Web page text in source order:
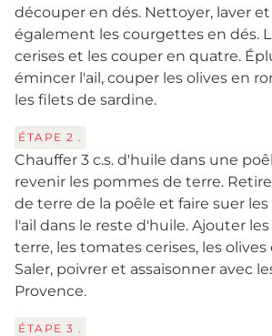
découper en dés. Nettoyer, laver
également les courgettes en dés.
cerises et les couper en quatre.
émincer l'ail, couper les olives en
les filets de sardine.
ÉTAPE 2 .
Chauffer 3 c.s. d'huile dans une
revenir les pommes de terre.
de terre de la poêle et faire suer
l'ail dans le reste d'huile. Ajouter
terre, les tomates cerises, les olives
Saler, poivrer et assaisonner avec
Provence.
ÉTAPE 3 .